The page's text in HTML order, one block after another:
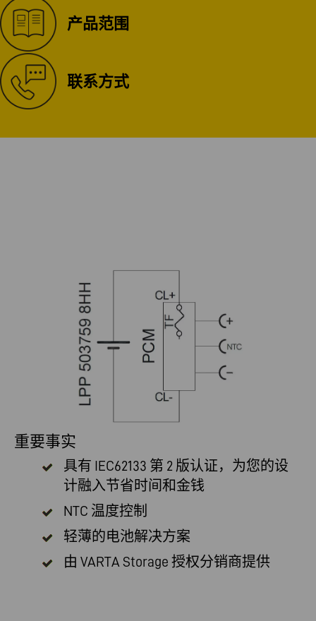
产品范围
联系方式
重要事实
具有 IEC62133 第 2 版认证，为您的设
计融入节省时间和金钱
NTC 温度控制
轻薄的电池解决方案
由 VARTA Storage 授权分销商提供